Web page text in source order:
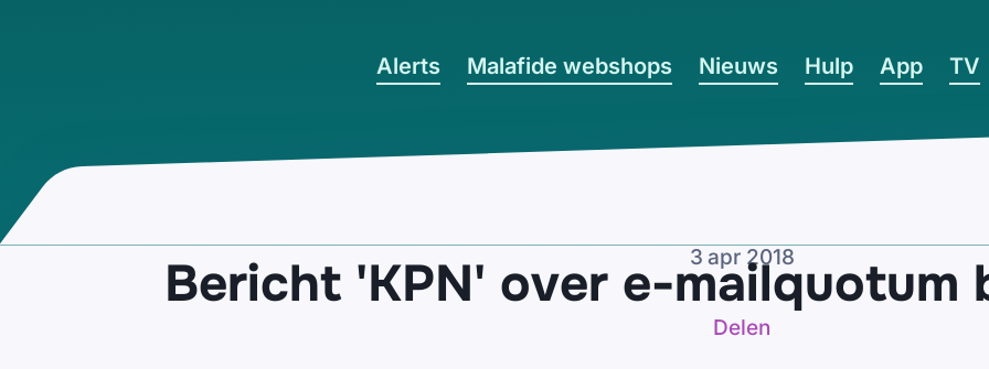
Alerts Malafide webshops Nieuws Hulp App TV
3 apr 2018
Bericht 'KPN' over e-mailquotum
Delen